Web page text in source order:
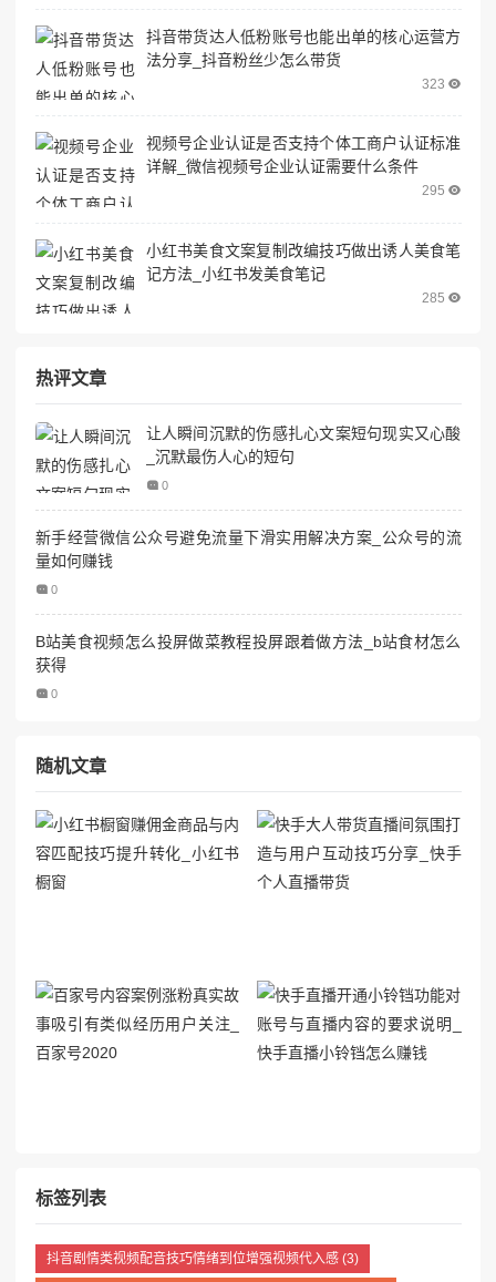
抖音带货达人低粉账号也能出单的核心运营方
法分享_抖音粉丝少怎么带货
323
视频号企业认证是否支持个体工商户认证标准
详解_微信视频号企业认证需要什么条件
295
小红书美食文案复制改编技巧做出诱人美食笔
记方法_小红书发美食笔记
285
热评文章
让人瞬间沉默的伤感扎心文案短句现实又心酸
_沉默最伤人心的短句
0
新手经营微信公众号避免流量下滑实用解决方案_公众号的流
量如何赚钱
0
B站美食视频怎么投屏做菜教程投屏跟着做方法_b站食材怎么
获得
0
随机文章
标签列表
抖音剧情类视频配音技巧情绪到位增强视频代入感(3)